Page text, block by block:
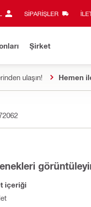
SIPARIŞLER
Şirket
ulaşın! Hemen
içeriği